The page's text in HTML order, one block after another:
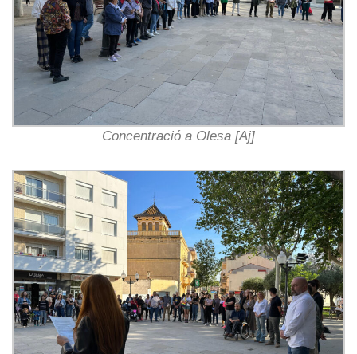
Concentració a Olesa [Aj]